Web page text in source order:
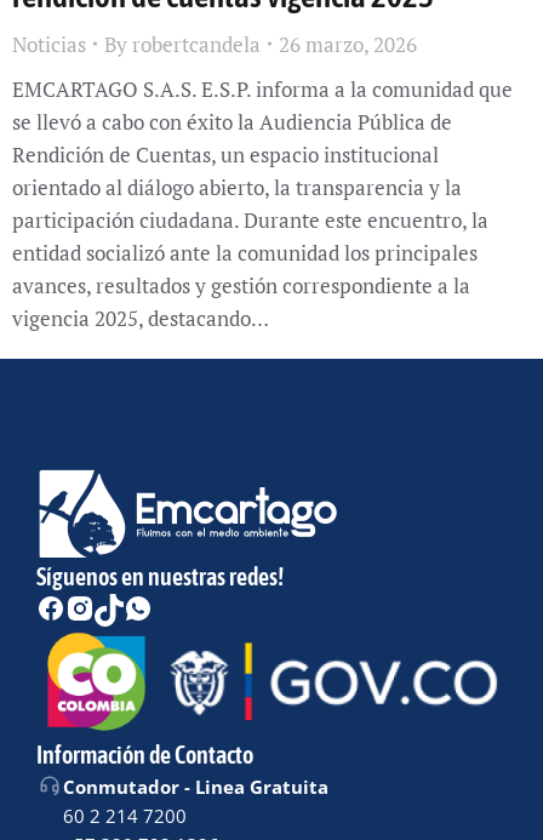
Noticias By robertcandela
26 marzo, 2026
EMCARTAGO S.A.S. E.S.P. informa a la comunidad que
se llevó a cabo con éxito la Audiencia Pública de
Rendición de Cuentas, un espacio institucional
orientado al diálogo abierto, la transparencia y la
participación ciudadana. Durante este encuentro, la
entidad socializó ante la comunidad los principales
avances, resultados y gestión correspondiente a la
vigencia 2025, destacando…
Síguenos en nuestras redes!
Información de Contacto
Conmutador - Linea Gratuita
60 2 214 7200